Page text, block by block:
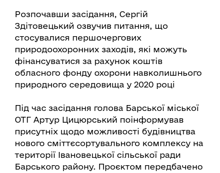
Розпочавши засідання, Сергій
Здітовецький озвучив питання, що
стосувалися першочергових
природоохоронних заходів, які можуть
фінансуватися за рахунок коштів
обласного фонду охорони навколишнього
природного середовища у 2020 році
Під час засідання голова Барської міської
ОТГ Артур Цицюрський поінформував
присутніх щодо можливості будівництва
нового сміттєсортувального комплексу на
території Івановецької сільської ради
Барського району. Проєктом передбачено